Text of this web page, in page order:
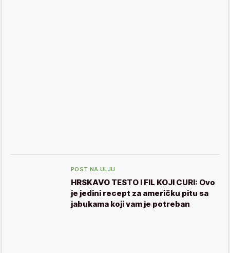
POST NA ULJU
HRSKAVO TESTO I FIL KOJI CURI: Ovo
je jedini recept za američku pitu sa
jabukama koji vam je potreban